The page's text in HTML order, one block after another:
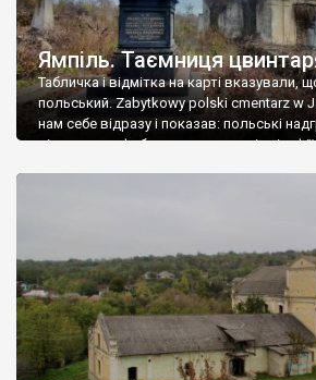
Ямпіль. Таємниця
Табличка і відмітка на карті вказували,
польський. Zabytkowy polski cmentarz w
нам себе відразу і показав: польські
віднести до фабричних, польські